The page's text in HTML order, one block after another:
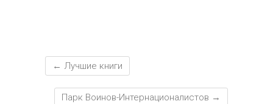
← Лучшие книги
Парк Воинов-Интернационалистов →